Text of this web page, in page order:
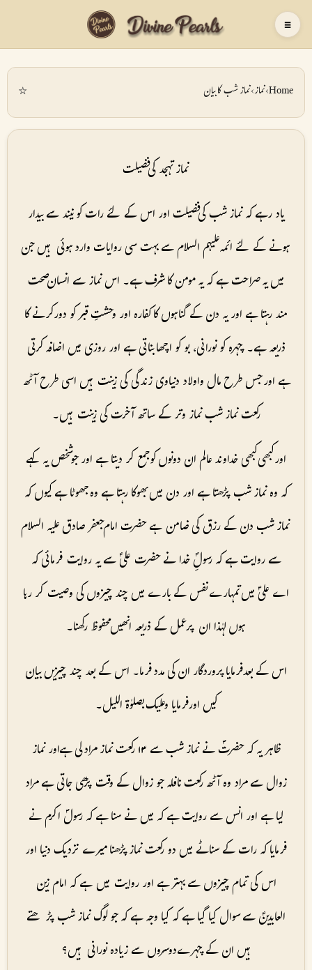
☰
Home
›نماز›نماز شب کا بیان ☆
نماز تہجد کی فضیلت
یاد رہے کہ نماز شب کی فضیلت اور اس کے لئے رات کو نیند سے بیدار
ہونے کے لئے ائمہ علیہم السلام سے بہت سی روایات وارد ہوئی ہیں جن
میں یہ صراحت ہے کہ یہ مومن کا شرف ہے۔ اس نماز سے انسان صحت
مند رہتا ہے اور یہ دن کے گناہوں کا کفارہ اور وحشتِ قبر کو دور کرنے کا
ذریعہ ہے۔ چہرہ کو نورانی، بو کو اچھا بناتی ہے اور روزی میں اضافہ کرتی
ہے اور جس طرح مال واولاد دنیاوی زندگی کی زینت ہیں اسی طرح آٹھ
رکعت نماز شب نماز وتر کے ساتھ آخرت کی زینت ہیں۔
اور کبھی کبھی خداوند عالم ان دونوں کو جمع کر دیتا ہے اور جو شخص یہ کہے
کہ وہ نماز شب پڑھتا ہے اور دن میں بھوکا رہتا ہے وہ جھوٹا ہے کیوں کہ
نماز شب دن کے رزق کی ضامن ہے حضرت امام جعفر صادق علیہ السلام
سے روایت ہے کہ رسولِؐ خدا نے حضرت علیؑ سے یہ روایت فرمائی کہ
اے علیؑ میں تمہارے نفس کے بارے میں چند چیزوں کی وصیت کر رہا
ہوں لہٰذا ان پر عمل کے ذریعہ انھیں محفوظ رکھنا۔
اس کے بعد فرمایا پروردگار ان کی مدد فرما۔ اس کے بعد چند چیزیں بیان
کیں اور فرمایا وعلیک بصلوٰۃ اللیل۔
ظاہر یہ کہ حضرتؐ نے نماز شب سے ۱۳ رکعت نماز مراد لی ہےاور نماز
زوال سے مراد وہ آٹھ رکعت نافلہ جو زوال کے وقت پڑھی جاتی ہے مراد
لیا ہے اور انس سے روایت ہے کہ میں نے سنا ہے کہ رسولؐ اکرم نے
فرمایا کہ رات کے سناٹے میں دو رکعت نماز پڑھنا میرے نزدیک دنیا اور
اس کی تمام چیزوں سے بہتر ہے اور روایت میں ہے کہ امام زین
العابدینؑ سے سوال کیا گیا ہے کہ کیا وجہ ہے کہ جو لوگ نماز شب پڑھتے
ہیں ان کے چہرےدوسروں سے زیادہ نورانی ہیں؟